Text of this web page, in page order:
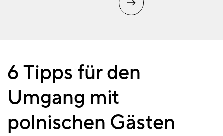
6 Tipps für den
Umgang mit
polnischen Gästen